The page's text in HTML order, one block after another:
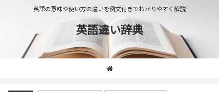
英語の意味や使い方の違いを例文付きでわかりやすく解説
英語違い辞典